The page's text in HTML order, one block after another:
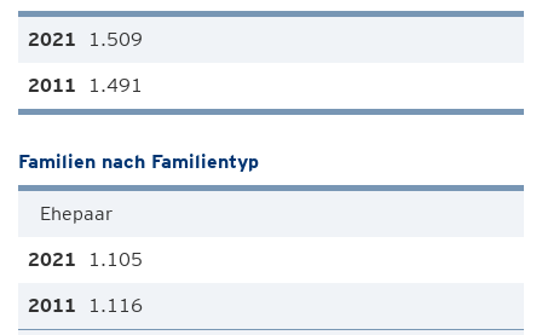
1.509
1.491
Familien nach Familientyp
Ehepaar
1.105
1.116